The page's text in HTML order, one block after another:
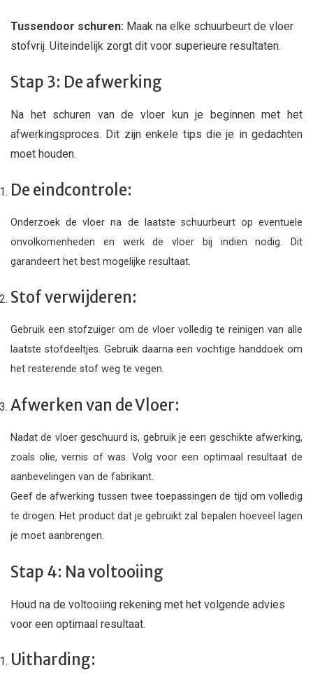
Tussendoor schuren: Maak na elke schuurbeurt de vloer
stofvrij. Uiteindelijk zorgt dit voor superieure resultaten.
Stap 3: De afwerking
Na het schuren van de vloer kun je beginnen met het
afwerkingsproces. Dit zijn enkele tips die je in gedachten
moet houden.
De eindcontrole:
Onderzoek de vloer na de laatste schuurbeurt op eventuele
onvolkomenheden en werk de vloer bij indien nodig. Dit
garandeert het best mogelijke resultaat.
Stof verwijderen:
Gebruik een stofzuiger om de vloer volledig te reinigen van alle
laatste stofdeeltjes. Gebruik daarna een vochtige handdoek om
het resterende stof weg te vegen.
Afwerken van de Vloer:
Nadat de vloer geschuurd is, gebruik je een geschikte afwerking,
zoals olie, vernis of was. Volg voor een optimaal resultaat de
aanbevelingen van de fabrikant.
Geef de afwerking tussen twee toepassingen de tijd om volledig
te drogen. Het product dat je gebruikt zal bepalen hoeveel lagen
je moet aanbrengen.
Stap 4: Na voltooiing
Houd na de voltooiing rekening met het volgende advies
voor een optimaal resultaat.
Uitharding: